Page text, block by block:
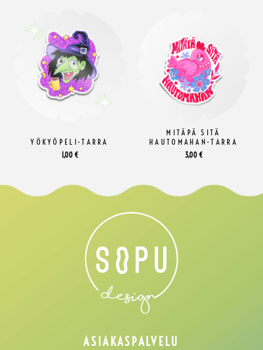
YÖKYÖPELI-TARRA
1,00 €
MITÄPÄ SITÄ
HAUTOMAHAN-TARRA
3,00 €
ASIAKASPALVELU